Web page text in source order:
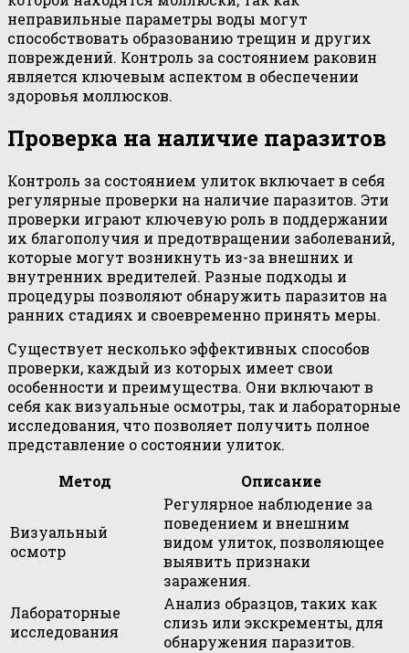
неправильные параметры воды могут
способствовать образованию трещин и других
повреждений. Контроль за состоянием раковин
является ключевым аспектом в обеспечении
здоровья моллюсков.
Проверка на наличие паразитов
Контроль за состоянием улиток включает в себя
регулярные проверки на наличие паразитов. Эти
проверки играют ключевую роль в поддержании
их благополучия и предотвращении заболеваний,
которые могут возникнуть из-за внешних и
внутренних вредителей. Разные подходы и
процедуры позволяют обнаружить паразитов на
ранних стадиях и своевременно принять меры.
Существует несколько эффективных способов
проверки, каждый из которых имеет свои
особенности и преимущества. Они включают в
себя как визуальные осмотры, так и лабораторные
исследования, что позволяет получить полное
представление о состоянии улиток.
Метод
Описание
Визуальный
осмотр
Регулярное наблюдение за
поведением и внешним
видом улиток, позволяющее
выявить признаки
заражения.
Лабораторные
исследования
Анализ образцов, таких как
слизь или экскременты, для
обнаружения паразитов.